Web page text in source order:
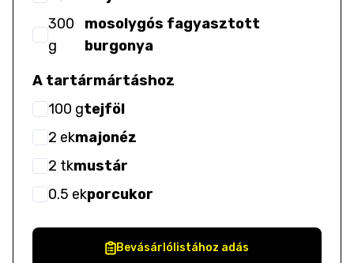
300
g
mosolygós fagyasztott
burgonya
A tartármártáshoz
100 gtejföl
2 ekmajonéz
2 tkmustár
0.5 ekporcukor
Bevásárlólistához adás